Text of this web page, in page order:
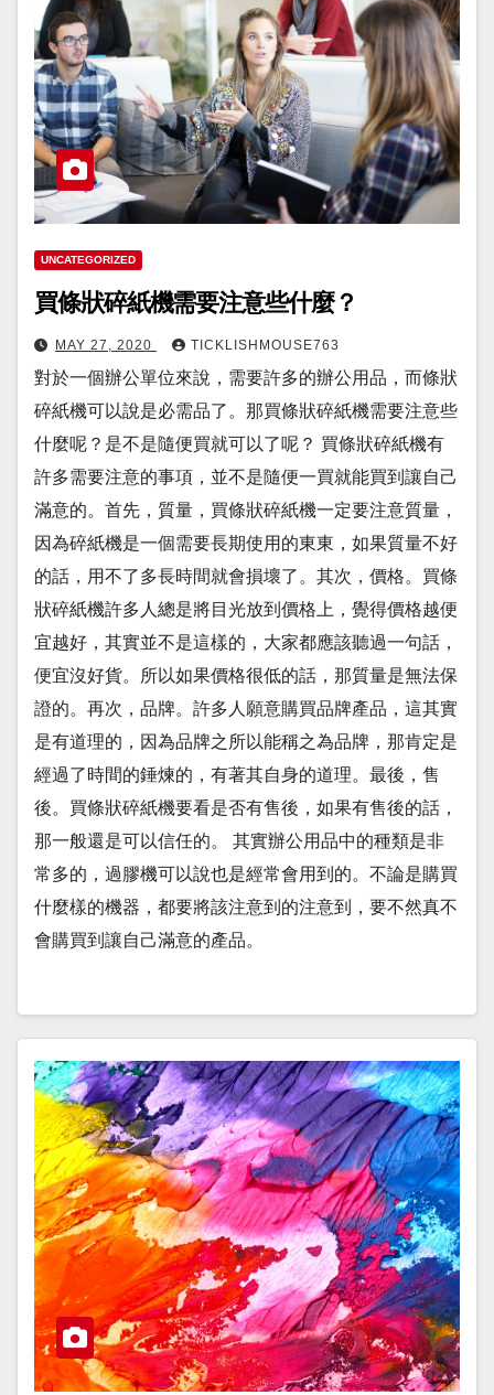
UNCATEGORIZED
買條狀碎紙機需要注意些什麼？
MAY 27, 2020 TICKLISHMOUSE763
對於一個辦公單位來說，需要許多的辦公用品，而條狀
碎紙機可以說是必需品了。那買條狀碎紙機需要注意些
什麼呢？是不是隨便買就可以了呢？ 買條狀碎紙機有
許多需要注意的事項，並不是隨便一買就能買到讓自己
滿意的。首先，質量，買條狀碎紙機一定要注意質量，
因為碎紙機是一個需要長期使用的東東，如果質量不好
的話，用不了多長時間就會損壞了。其次，價格。買條
狀碎紙機許多人總是將目光放到價格上，覺得價格越便
宜越好，其實並不是這樣的，大家都應該聽過一句話，
便宜沒好貨。所以如果價格很低的話，那質量是無法保
證的。再次，品牌。許多人願意購買品牌產品，這其實
是有道理的，因為品牌之所以能稱之為品牌，那肯定是
經過了時間的錘煉的，有著其自身的道理。最後，售
後。買條狀碎紙機要看是否有售後，如果有售後的話，
那一般還是可以信任的。 其實辦公用品中的種類是非
常多的，過膠機可以說也是經常會用到的。不論是購買
什麼樣的機器，都要將該注意到的注意到，要不然真不
會購買到讓自己滿意的產品。